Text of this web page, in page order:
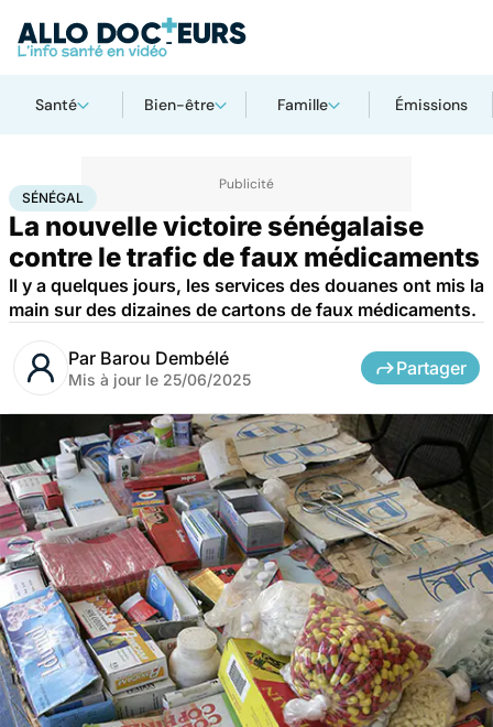
Santé Bien-être Famille Émissions
AccueilSanté Sénégal
SÉNÉGAL
La nouvelle victoire sénégalaise
contre le trafic de faux médicaments
Il y a quelques jours, les services des douanes ont mis la
main sur des dizaines de cartons de faux médicaments.
Par Barou Dembélé
Mis à jour le 25/06/2025
Partager